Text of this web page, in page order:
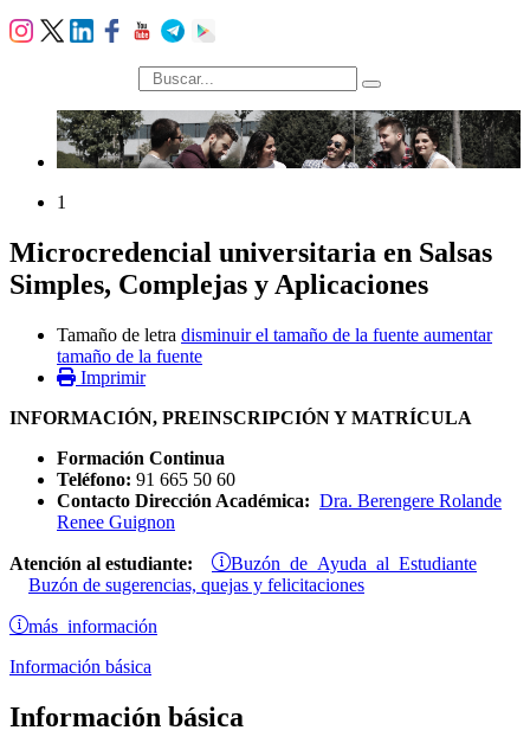
búsqueda
1
Microcredencial universitaria en Salsas
Simples, Complejas y Aplicaciones
Tamaño de letra disminuir el tamaño de la fuente aumentar
tamaño de la fuente
Imprimir
INFORMACIÓN, PREINSCRIPCIÓN Y MATRÍCULA
Formación Continua
Teléfono: 91 665 50 60
Contacto Dirección Académica: Dra. Berengere Rolande
Renee Guignon
Atención al estudiante: Buzón de Ayuda al Estudiante
Buzón de sugerencias, quejas y felicitaciones
más información
Información básica
Información básica